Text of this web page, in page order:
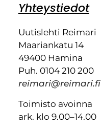
Yhteystiedot
Uutislehti Reimari
Maariankatu 14
49400 Hamina
Puh. 0104 210 200
reimari@reimari.fi
Toimisto avoinna
ark. klo 9.00–14.00